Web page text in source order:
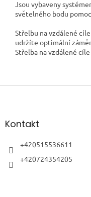
Jsou vybaveny
světelného bodu
Střelbu na vzdálené
udržíte optimální
Střelba na vzdálené
Z
aKontakt
+420515536611
+420724354205